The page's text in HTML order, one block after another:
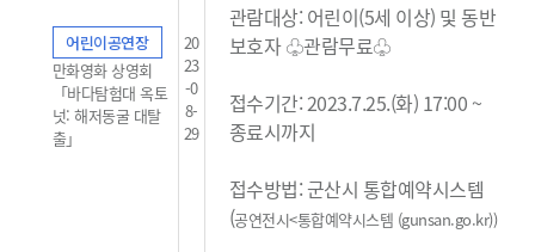
어린이공연장
만화영화 상영회
「바다탐험대 옥토
넛: 해저동굴 대탈
출」
20
23
-0
8-
29
관람대상: 어린이(5세 이상) 및 동반
보호자 ♧관람무료♧
접수기간: 2023.7.25.(화) 17:00 ~
종료시까지
접수방법: 군산시 통합예약시스템
(공연전시<통합예약시스템 (gunsan.go.kr))